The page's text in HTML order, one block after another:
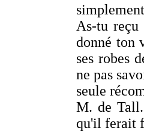
As-tu
donné ton
ses robes
ne pas
seule
M. de
qu'il ferait